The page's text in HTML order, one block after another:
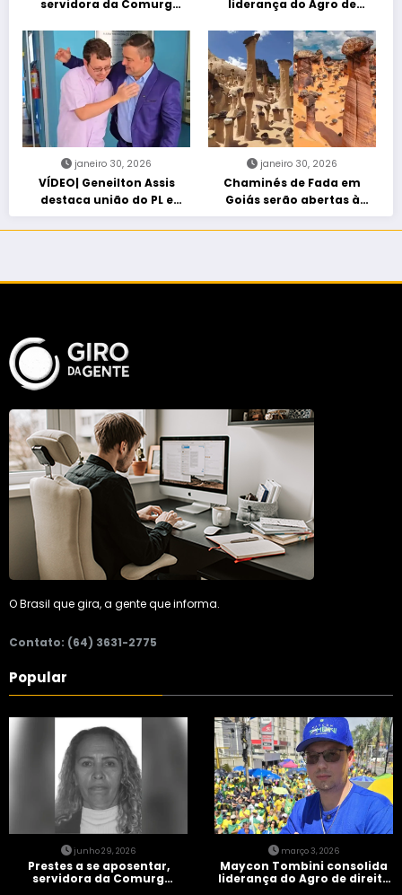
servidora da Comurg
entra em protocolo de
morte encefálica
liderança do Agro de
“Acorda Brasil” em Goiânia
janeiro 30, 2026
VÍDEO| Geneilton Assis
destaca união do PL e
consolidação de apoio a
Maycon Tombini em Jataí
janeiro 30, 2026
Chaminés de Fada em
Goiás serão abertas à
visitação controlada
O Brasil que gira, a gente que informa.
Contato: (64) 3631-2775
Popular
junho 29, 2026
Prestes a se aposentar,
servidora da Comurg
março 3, 2026
Maycon Tombini consolida
liderança do Agro de direita